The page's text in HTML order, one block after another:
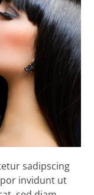
sadipscing
invidunt ut